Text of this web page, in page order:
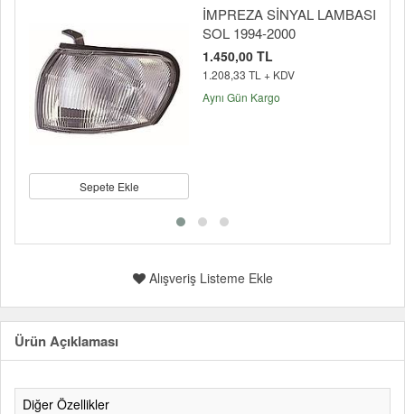
Sepete Ekle
İMPREZA SİNYAL LAMBASI
SOL 1994-2000
1.450,00 TL
1.208,33 TL + KDV
Aynı Gün Kargo
Alışveriş Listeme Ekle
Ürün Açıklaması
Diğer Özellikler